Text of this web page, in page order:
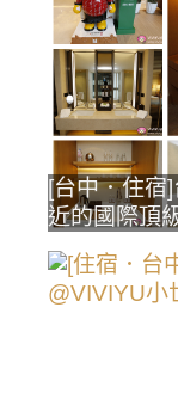
[台中．住宿
近的國際頂